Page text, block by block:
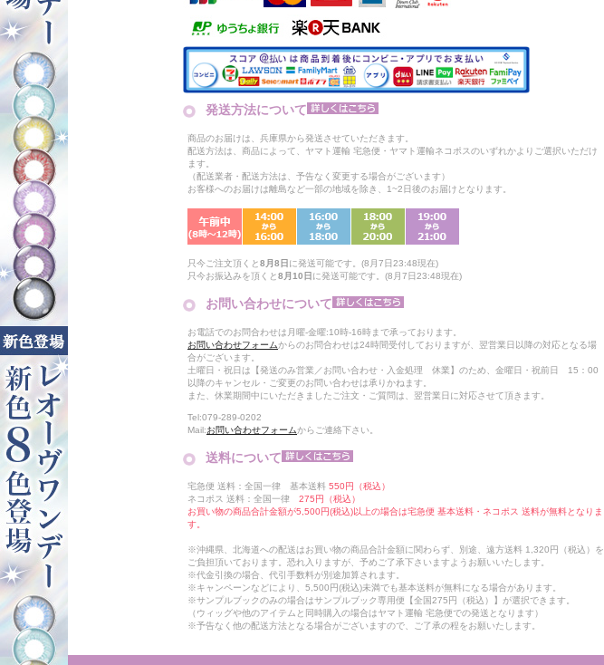
発送方法について
商品のお届けは、兵庫県から発送させていただきます。
配送方法は、商品によって、ヤマト運輸 宅急便・ヤマト運輸ネコポスのいずれかよりご選択いただけ
ます。
（配送業者・配送方法は、予告なく変更する場合がございます）
お客様へのお届けは離島など一部の地域を除き、1~2日後のお届けとなります。
只今ご注文頂くと8月8日 に発送可能です。(8月7日23:48現在)
只今お振込みを頂くと8月10日 に発送可能です。(8月7日23:48現在)
お問い合わせについて
お電話でのお問合わせは月曜-金曜:10時-16時まで承っております。
お問い合わせフォームからのお問合わせは24時間受付しておりますが、翌営業日以降の対応となる場
合がございます。
土曜日・祝日は【発送のみ営業／お問い合わせ・入金処理 休業】のため、金曜日・祝前日 15：00
以降のキャンセル・ご変更のお問い合わせは承りかねます。
また、休業期間中にいただきましたご注文・ご質問は、翌営業日に対応させて頂きます。
Tel:079-289-0202
Mail:お問い合わせフォームからご連絡下さい。
送料について
宅急便 送料：全国一律 基本送料 550円（税込）
ネコポス 送料：全国一律 275円（税込）
お買い物の商品合計金額が5,500円(税込)以上の場合は宅急便 基本送料・ネコポス 送料が無料となりま
す。
※沖縄県、北海道への配送はお買い物の商品合計金額に関わらず、別途、遠方送料 1,320円（税込）を
ご負担頂いております。恐れ入りますが、予めご了承下さいますようお願いいたします。
※代金引換の場合、代引手数料が別途加算されます。
※キャンペーンなどにより、5,500円(税込)未満でも基本送料が無料になる場合があります。
※サンプルブックのみの場合はサンプルブック専用便【全国275円（税込）】が選択できます。
（ウィッグや他のアイテムと同時購入の場合はヤマト運輸 宅急便での発送となります）
※予告なく他の配送方法となる場合がございますので、ご了承の程をお願いたします。